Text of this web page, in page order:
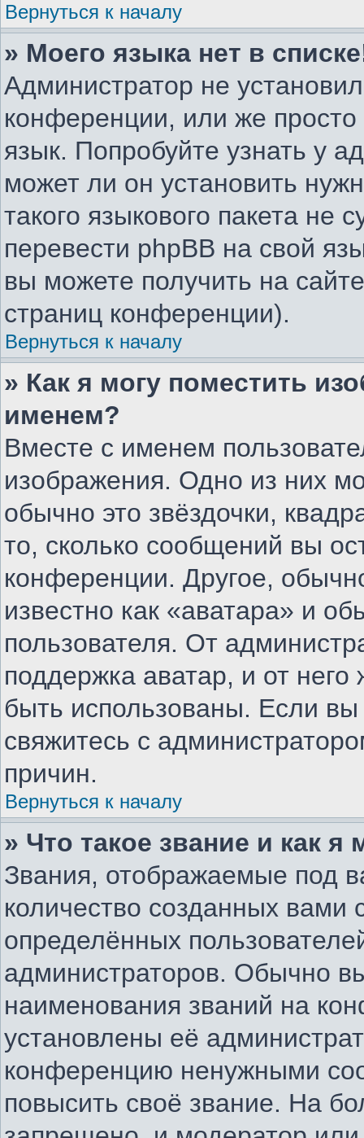
Вернуться к началу
» Моего языка нет в
Администратор не
конференции, или же
язык. Попробуйте узнать у
может ли он установить
такого языкового пакета не
перевести phpBB на свой
вы можете получить на
страниц конференции).
Вернуться к началу
» Как я могу поместить
именем?
Вместе с именем
изображения. Одно из них
обычно это звёздочки,
то, сколько сообщений вы
конференции. Другое,
известно как «аватара» и
пользователя. От
поддержка аватар, и от него
быть использованы. Если
свяжитесь с
причин.
Вернуться к началу
» Что такое звание и как я
Звания, отображаемые под
количество созданных
определённых
администраторов. Обычно
наименования званий на
установлены её
конференцию ненужными
повысить своё звание. На